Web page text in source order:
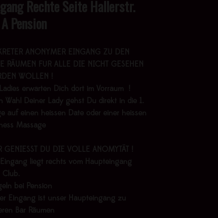
Rechte Seite Hallerstr.
Pension
ANONYMER EINGANG ZU DEN
RÄUMEN FÜR ALLE DIE NICHT GESEHEN
WOLLEN !
erwarten Dich dort im Vorraum !
Wahl Deiner Lady gehst Du direkt in die 1.
auf einen heissen Date oder einer heissen
Massage
GENIESST DU DIE VOLLE ANOMYTÄT !
liegt rechts vom Haupteingang
Club.
bei Pension
Eingang ist unser Haupteingang zu
Bar Räumen